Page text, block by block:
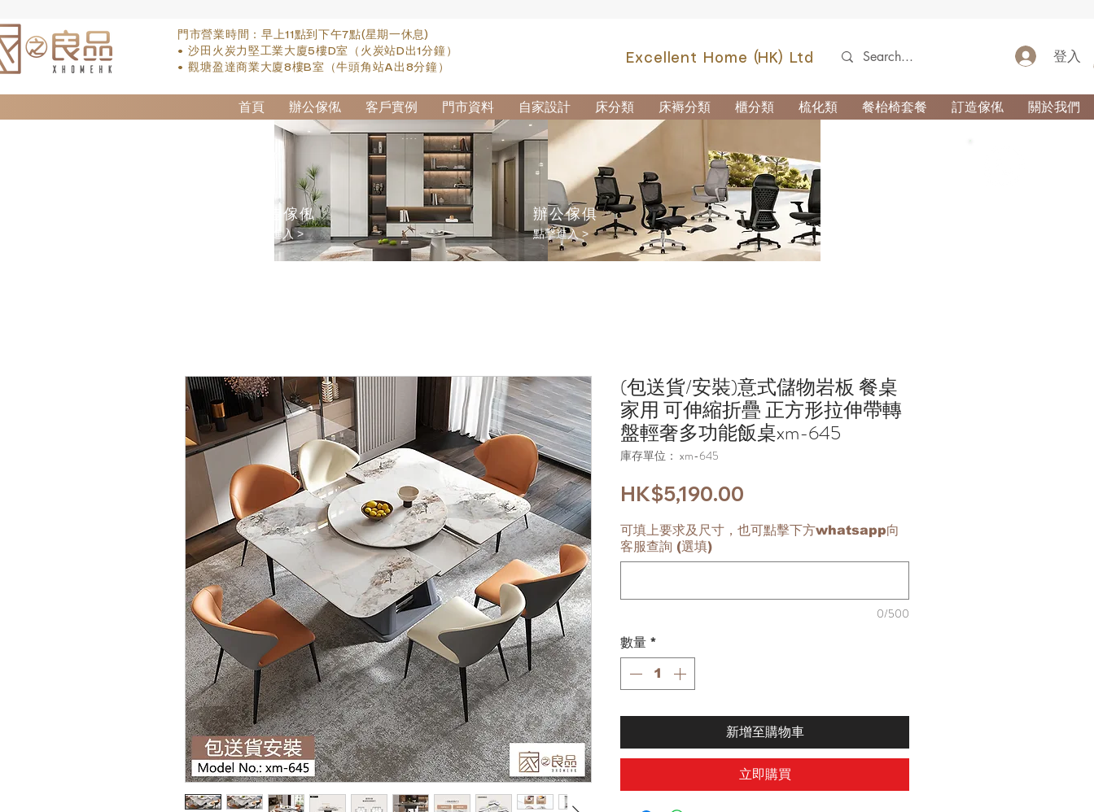
門市營業時間：早上11點到下午7點(星期一休息)
• 沙田火炭力堅工業大廈5樓D室（火炭站D出1分鐘）
• 觀塘盈達商業大廈8樓B室（牛頭角站A出8分鐘）
Excellent Home (HK) Ltd 登入
首頁 辦公傢俬 客戶實例 門市資料 自家設計 床分類 床褥分類 櫃分類 梳化類 餐枱椅套餐 訂造傢俬 關於我們
訂造傢俬
點擊進入 >
辦公傢俱
點擊進入 >
(包送貨/安裝)意式儲物岩板 餐桌
家用 可伸縮折疊 正方形拉伸帶轉
盤輕奢多功能飯桌xm-645
庫存單位： xm-645
HK$5,190.00
格
可填上要求及尺寸，也可點擊下方whatsapp向
客服查詢 (選填)
0/500
數量 *
新增至購物車
立即購買